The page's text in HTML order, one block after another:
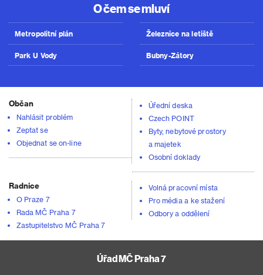
O čem se mluví
Metropolitní plán
Park U Vody
Železnice na letiště
Bubny-Zátory
Občan
Nahlásit problém
Zeptat se
Objednat se on-line
Úřední deska
Czech POINT
Byty, nebytové prostory
a majetek
Osobní doklady
Radnice
O Praze 7
Rada MČ Praha 7
Zastupitelstvo MČ Praha 7
Volná pracovní místa
Pro média a ke stažení
Odbory a oddělení
Úřad MČ Praha 7